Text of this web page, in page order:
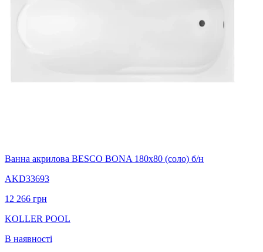
Ванна акрилова BESCO BONA 180х80 (соло) б/н
AKD33693
12 266 грн
KOLLER POOL
В наявності